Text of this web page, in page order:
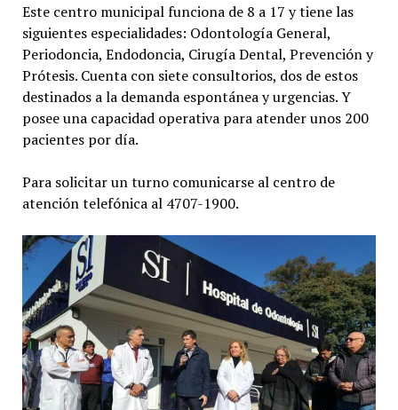
Este centro municipal funciona de 8 a 17 y tiene las
siguientes especialidades: Odontología General,
Periodoncia, Endodoncia, Cirugía Dental, Prevención y
Prótesis. Cuenta con siete consultorios, dos de estos
destinados a la demanda espontánea y urgencias. Y
posee una capacidad operativa para atender unos 200
pacientes por día.
Para solicitar un turno comunicarse al centro de
atención telefónica al 4707-1900.